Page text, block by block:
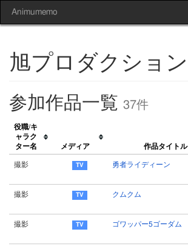
Animumemo
旭プロダクション
参加作品一覧 37件
役職/キ
ャラク
ター名
メディア 作品タイトル
撮影 勇者ライディーン
撮影 クムクム
撮影 ゴワッパー5ゴーダム